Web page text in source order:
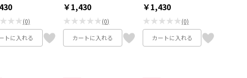
(0)
トに入れる
￥1,430
★★★★★(0)
カートに入れる
￥1,430
★★★★★(0)
カートに入れる